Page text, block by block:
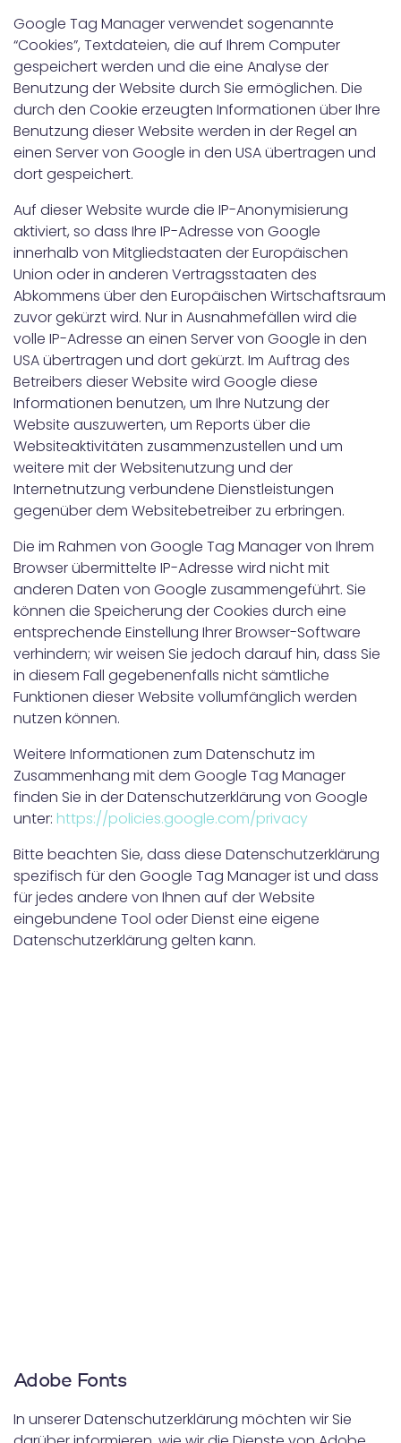
Google Tag Manager verwendet sogenannte
“Cookies”, Textdateien, die auf Ihrem Computer
gespeichert werden und die eine Analyse der
Benutzung der Website durch Sie ermöglichen. Die
durch den Cookie erzeugten Informationen über Ihre
Benutzung dieser Website werden in der Regel an
einen Server von Google in den USA übertragen und
dort gespeichert.
Auf dieser Website wurde die IP-Anonymisierung
aktiviert, so dass Ihre IP-Adresse von Google
innerhalb von Mitgliedstaaten der Europäischen
Union oder in anderen Vertragsstaaten des
Abkommens über den Europäischen Wirtschaftsraum
zuvor gekürzt wird. Nur in Ausnahmefällen wird die
volle IP-Adresse an einen Server von Google in den
USA übertragen und dort gekürzt. Im Auftrag des
Betreibers dieser Website wird Google diese
Informationen benutzen, um Ihre Nutzung der
Website auszuwerten, um Reports über die
Websiteaktivitäten zusammenzustellen und um
weitere mit der Websitenutzung und der
Internetnutzung verbundene Dienstleistungen
gegenüber dem Websitebetreiber zu erbringen.
Die im Rahmen von Google Tag Manager von Ihrem
Browser übermittelte IP-Adresse wird nicht mit
anderen Daten von Google zusammengeführt. Sie
können die Speicherung der Cookies durch eine
entsprechende Einstellung Ihrer Browser-Software
verhindern; wir weisen Sie jedoch darauf hin, dass Sie
in diesem Fall gegebenenfalls nicht sämtliche
Funktionen dieser Website vollumfänglich werden
nutzen können.
Weitere Informationen zum Datenschutz im
Zusammenhang mit dem Google Tag Manager
finden Sie in der Datenschutzerklärung von Google
unter: https://policies.google.com/privacy
Bitte beachten Sie, dass diese Datenschutzerklärung
spezifisch für den Google Tag Manager ist und dass
für jedes andere von Ihnen auf der Website
eingebundene Tool oder Dienst eine eigene
Datenschutzerklärung gelten kann.
Adobe Fonts
In unserer Datenschutzerklärung möchten wir Sie